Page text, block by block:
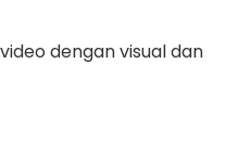
dengan visual dan